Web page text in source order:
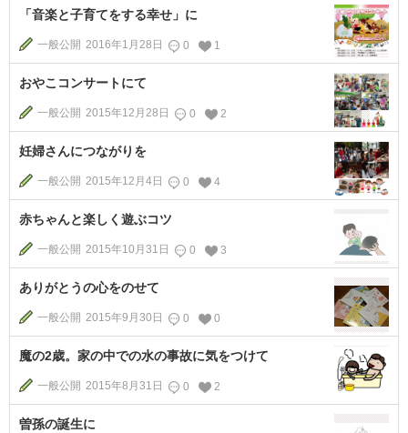
「音楽と子育てをする幸せ」に
一般公開 2016年1月28日 0 1
おやこコンサートにて
一般公開 2015年12月28日 0 2
妊婦さんにつながりを
一般公開 2015年12月4日 0 4
赤ちゃんと楽しく遊ぶコツ
一般公開 2015年10月31日 0 3
ありがとうの心をのせて
一般公開 2015年9月30日 0 0
魔の2歳。家の中での水の事故に気をつけて
一般公開 2015年8月31日 0 2
曽孫の誕生に